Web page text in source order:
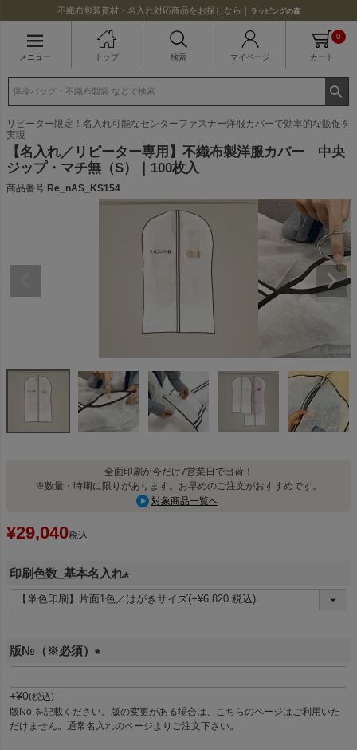
不織布包装資材・名入れ対応商品をお探しなら｜ ラッピングの森
メニュー トップ 検索 マイページ カート
0
リピーター限定！名入れ可能なセンターファスナー洋服カバーで効率的な販促を
実現
【名入れ／リピーター専用】不織布製洋服カバー 中央
ジップ・マチ無（S）｜100枚入
商品番号 Re_nAS_KS154
全面印刷が今だけ7営業日で出荷！
※数量・時期に限りがあります。お早めのご注文がおすすめです。
対象商品一覧へ
¥29,040税込
印刷色数_基本名入れ
(
必
版№（※必須）
必
須
)
+¥0 税込
版No.を記載ください。版の変更がある場合は、こちらのページはご利用いた
だけません。通常名入れのページよりご注文下さい。